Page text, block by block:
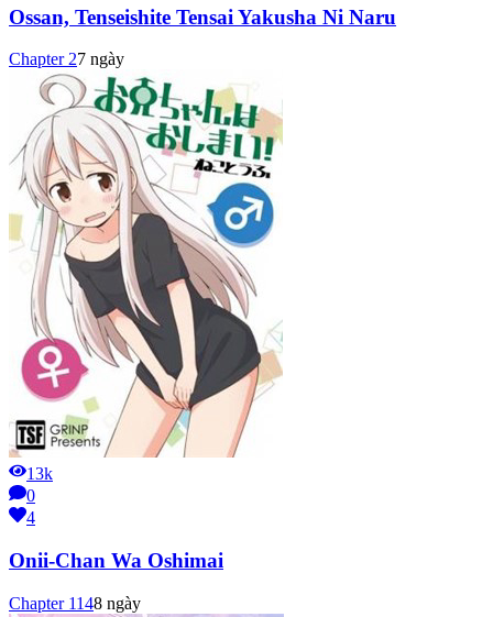
Ossan, Tenseishite Tensai Yakusha Ni Naru
Chapter 27 ngày
13k
0
4
Onii-Chan Wa Oshimai
Chapter 1148 ngày